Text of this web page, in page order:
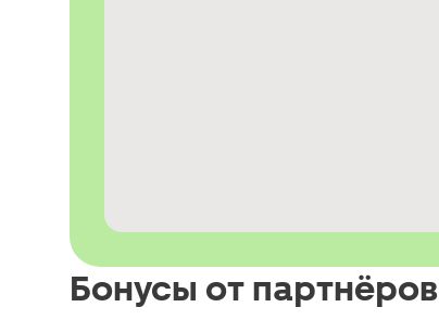
Бонусы от партнёров